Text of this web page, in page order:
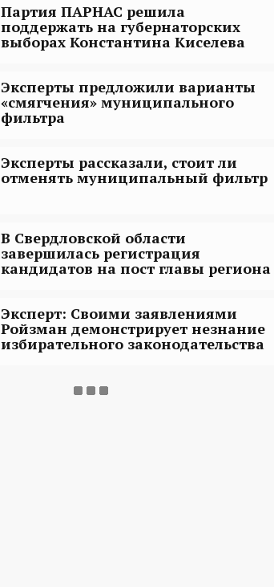
Партия ПАРНАС решила
поддержать на губернаторских
выборах Константина Киселева
Эксперты предложили варианты
«смягчения» муниципального
фильтра
Эксперты рассказали, стоит ли
отменять муниципальный фильтр
В Свердловской области
завершилась регистрация
кандидатов на пост главы региона
Эксперт: Своими заявлениями
Ройзман демонстрирует незнание
избирательного законодательства